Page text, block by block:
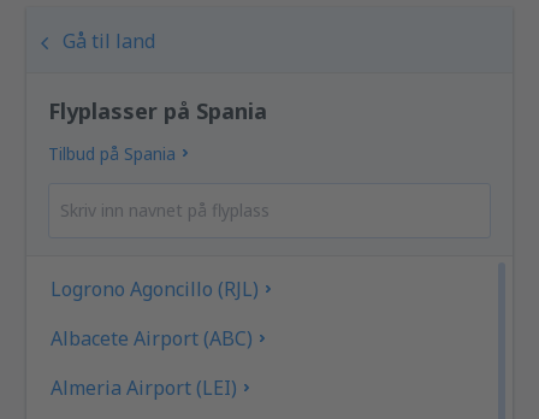
Gå til land
Flyplasser på Spania
Tilbud på Spania
Logrono Agoncillo (RJL)
Albacete Airport (ABC)
Almeria Airport (LEI)